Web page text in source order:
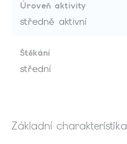
Úroveň aktivity
středně aktivní
Štěkání
střední
Základní charakteristika